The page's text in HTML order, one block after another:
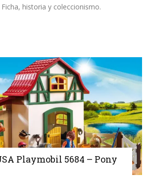
historia y coleccionismo.
Playmobil 5684 – Pony